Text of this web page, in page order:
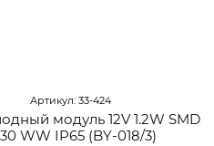
Артикул: 33-424
модуль 12V 1.2W SMD
WW IP65 (BY-018/3)